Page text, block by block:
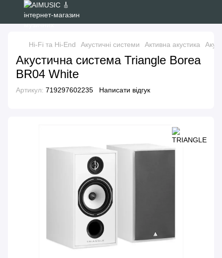
Hi-Fi та Hi-End Акустичні системи Активна акустика
Акустична система Triangle Borea
BR04 White
Артикул: 719297602235 Написати відгук